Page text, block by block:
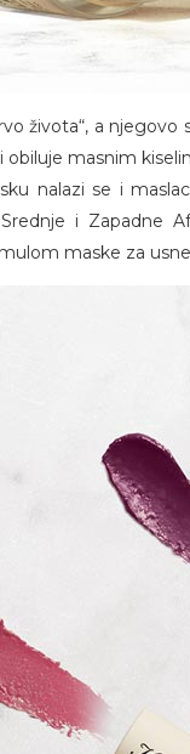
života“, a
obiluje masnim
nalazi se i
i Zapadne
maske za